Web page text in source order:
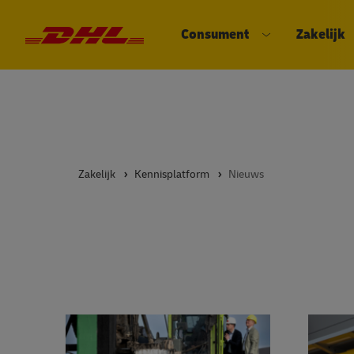
DHL eCommerce, ga naar de
Consument
Zakelijk
Zakelijk Kennisplatform Nieuws